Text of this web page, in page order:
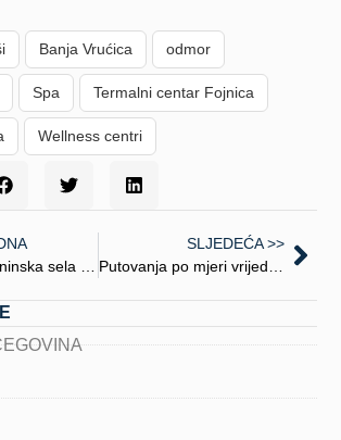
Banja Vrućica odmor
Spa Termalni centar Fojnica
Wellness centri
SLJEDEĆA >>